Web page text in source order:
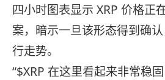
四小时图表显示 XRP 价格正
案，暗示一旦该形态得到确
行走势。
“$XRP 在这里看起来非常稳